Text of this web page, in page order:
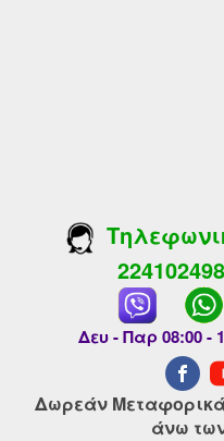
Δευ - Παρ 08:00 -
Δωρεάν
άνω